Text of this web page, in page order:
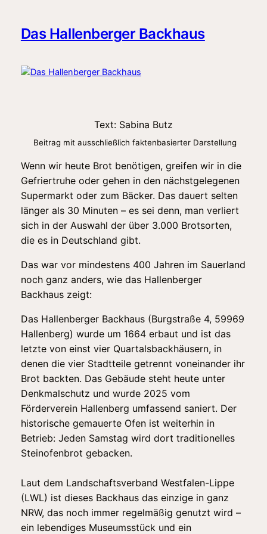
Das Hallenberger Backhaus
Text: Sabina Butz
Beitrag mit ausschließlich faktenbasierter Darstellung
Wenn wir heute Brot benötigen, greifen wir in die
Gefriertruhe oder gehen in den nächstgelegenen
Supermarkt oder zum Bäcker. Das dauert selten
länger als 30 Minuten – es sei denn, man verliert
sich in der Auswahl der über 3.000 Brotsorten,
die es in Deutschland gibt.
Das war vor mindestens 400 Jahren im Sauerland
noch ganz anders, wie das Hallenberger
Backhaus zeigt:
Das Hallenberger Backhaus (Burgstraße 4, 59969
Hallenberg) wurde um 1664 erbaut und ist das
letzte von einst vier Quartalsbackhäusern, in
denen die vier Stadtteile getrennt voneinander ihr
Brot backten. Das Gebäude steht heute unter
Denkmalschutz und wurde 2025 vom
Förderverein Hallenberg umfassend saniert. Der
historische gemauerte Ofen ist weiterhin in
Betrieb: Jeden Samstag wird dort traditionelles
Steinofenbrot gebacken.
Laut dem Landschaftsverband Westfalen-Lippe
(LWL) ist dieses Backhaus das einzige in ganz
NRW, das noch immer regelmäßig genutzt wird –
ein lebendiges Museumsstück und ein